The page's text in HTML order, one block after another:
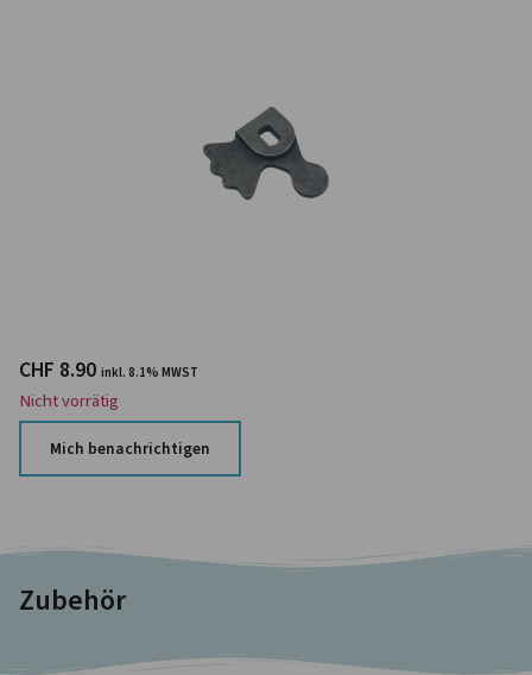
CHF 8.90 inkl. 8.1% MWST
Nicht vorrätig
Mich benachrichtigen
Zubehör